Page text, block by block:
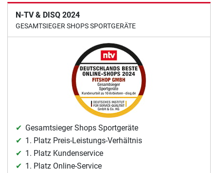
N-TV & DISQ 2024
GESAMTSIEGER SHOPS SPORTGERÄTE
Gesamtsieger Shops Sportgeräte
1. Platz Preis-Leistungs-Verhältnis
1. Platz Kundenservice
1. Platz Online-Service